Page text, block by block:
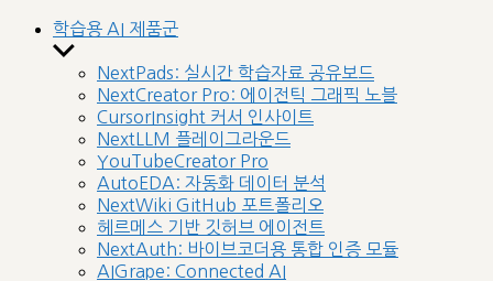
학습용 AI 제품군
Show
sub
menu
NextPads: 실시간 학습자료 공유보드
NextCreator Pro: 에이전틱 그래픽 노블
CursorInsight 커서 인사이트
NextLLM 플레이그라운드
YouTubeCreator Pro
AutoEDA: 자동화 데이터 분석
NextWiki GitHub 포트폴리오
헤르메스 기반 깃허브 에이전트
NextAuth: 바이브코더용 통합 인증 모듈
AIGrape: Connected AI